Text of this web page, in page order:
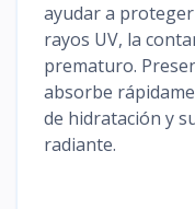
ayudar a
rayos UV, la
prematuro.
absorbe
de hidratación y
radiante.